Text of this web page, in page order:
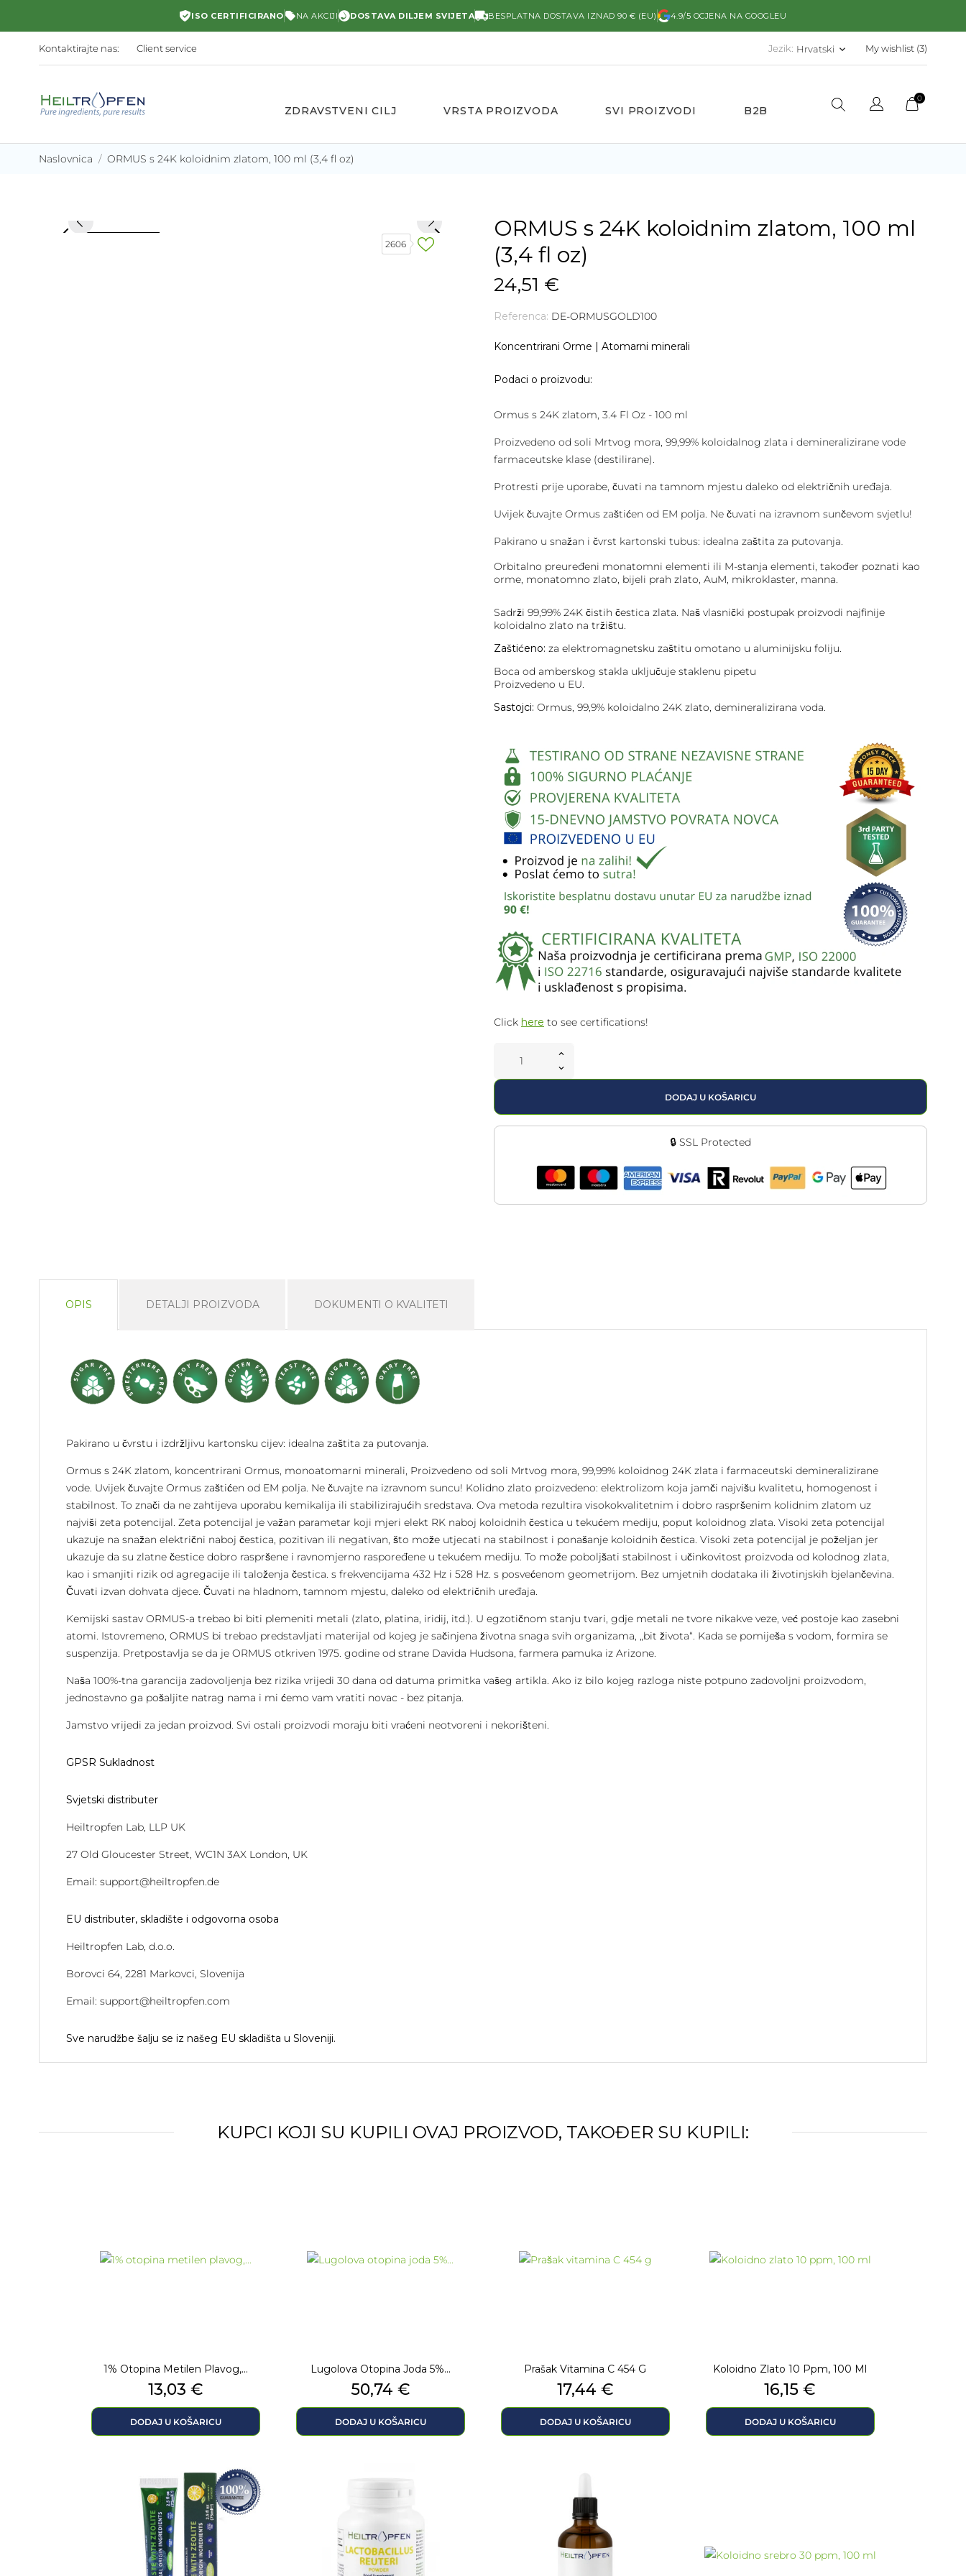
ISO CERTIFICIRANO NA AKCIJI DOSTAVA DILJEM SVIJETA BESPLATNA DOSTAVA IZNAD 90 € (EU) 4.9/5 OCJENA NA GOOGLEU
Kontaktirajte nas: Client service Jezik: Hrvatski keyboard_arrow_down My wishlist (3)
ZDRAVSTVENI CILJ VRSTA PROIZVODA SVI PROIZVODI B2B
0
Naslovnica ORMUS s 24K koloidnim zlatom, 100 ml (3,4 fl oz)
2606
keyboard_arrow_left keyboard_arrow_right
ORMUS s 24K koloidnim zlatom, 100 ml
(3,4 fl oz)
24,51 €
Referenca: DE-ORMUSGOLD100
Koncentrirani Orme | Atomarni minerali
Podaci o proizvodu:
Ormus s 24K zlatom, 3.4 Fl Oz - 100 ml
Proizvedeno od soli Mrtvog mora, 99,99% koloidalnog zlata i demineralizirane vode
farmaceutske klase (destilirane).
Protresti prije uporabe, čuvati na tamnom mjestu daleko od električnih uređaja.
Uvijek čuvajte Ormus zaštićen od EM polja. Ne čuvati na izravnom sunčevom svjetlu!
Pakirano u snažan i čvrst kartonski tubus: idealna zaštita za putovanja.
Orbitalno preuređeni monatomni elementi ili M-stanja elementi, također poznati kao
orme, monatomno zlato, bijeli prah zlato, AuM, mikroklaster, manna.
Sadrži 99,99% 24K čistih čestica zlata. Naš vlasnički postupak proizvodi najfinije
koloidalno zlato na tržištu.
Zaštićeno: za elektromagnetsku zaštitu omotano u aluminijsku foliju.
Boca od amberskog stakla uključuje staklenu pipetu
Proizvedeno u EU.
Sastojci: Ormus, 99,9% koloidalno 24K zlato, demineralizirana voda.
Click here to see certifications!
DODAJ U KOŠARICU
🔒 SSL Protected
OPIS DETALJI PROIZVODA DOKUMENTI O KVALITETI
Pakirano u čvrstu i izdržljivu kartonsku cijev: idealna zaštita za putovanja.
Ormus s 24K zlatom, koncentrirani Ormus, monoatomarni minerali, Proizvedeno od soli Mrtvog mora, 99,99% koloidnog 24K zlata i farmaceutski demineralizirane
vode. Uvijek čuvajte Ormus zaštićen od EM polja. Ne čuvajte na izravnom suncu! Kolidno zlato proizvedeno: elektrolizom koja jamči najvišu kvalitetu, homogenost i
stabilnost. To znači da ne zahtijeva uporabu kemikalija ili stabilizirajućih sredstava. Ova metoda rezultira visokokvalitetnim i dobro raspršenim kolidnim zlatom uz
najviši zeta potencijal. Zeta potencijal je važan parametar koji mjeri elekt RK naboj koloidnih čestica u tekućem mediju, poput koloidnog zlata. Visoki zeta potencijal
ukazuje na snažan električni naboj čestica, pozitivan ili negativan, što može utjecati na stabilnost i ponašanje koloidnih čestica. Visoki zeta potencijal je poželjan jer
ukazuje da su zlatne čestice dobro raspršene i ravnomjerno raspoređene u tekućem mediju. To može poboljšati stabilnost i učinkovitost proizvoda od kolodnog zlata,
kao i smanjiti rizik od agregacije ili taloženja čestica. s frekvencijama 432 Hz i 528 Hz. s posvećenom geometrijom. Bez umjetnih dodataka ili životinjskih bjelančevina.
Čuvati izvan dohvata djece. Čuvati na hladnom, tamnom mjestu, daleko od električnih uređaja.
Kemijski sastav ORMUS-a trebao bi biti plemeniti metali (zlato, platina, iridij, itd.). U egzotičnom stanju tvari, gdje metali ne tvore nikakve veze, već postoje kao zasebni
atomi. Istovremeno, ORMUS bi trebao predstavljati materijal od kojeg je sačinjena životna snaga svih organizama, „bit života“. Kada se pomiješa s vodom, formira se
suspenzija. Pretpostavlja se da je ORMUS otkriven 1975. godine od strane Davida Hudsona, farmera pamuka iz Arizone.
Naša 100%-tna garancija zadovoljenja bez rizika vrijedi 30 dana od datuma primitka vašeg artikla. Ako iz bilo kojeg razloga niste potpuno zadovoljni proizvodom,
jednostavno ga pošaljite natrag nama i mi ćemo vam vratiti novac - bez pitanja.
Jamstvo vrijedi za jedan proizvod. Svi ostali proizvodi moraju biti vraćeni neotvoreni i nekorišteni.
GPSR Sukladnost
Svjetski distributer
Heiltropfen Lab, LLP UK
27 Old Gloucester Street, WC1N 3AX London, UK
Email: support@heiltropfen.de
EU distributer, skladište i odgovorna osoba
Heiltropfen Lab, d.o.o.
Borovci 64, 2281 Markovci, Slovenija
Email: support@heiltropfen.com
Sve narudžbe šalju se iz našeg EU skladišta u Sloveniji.
KUPCI KOJI SU KUPILI OVAJ PROIZVOD, TAKOĐER SU KUPILI:
1% Otopina Metilen Plavog,...
Cijena
13,03 €
DODAJ U KOŠARICU
Lugolova Otopina Joda 5%...
Cijena
50,74 €
DODAJ U KOŠARICU
Prašak Vitamina C 454 G
Cijena
17,44 €
DODAJ U KOŠARICU
Koloidno Zlato 10 Ppm, 100 Ml
Cijena
16,15 €
DODAJ U KOŠARICU